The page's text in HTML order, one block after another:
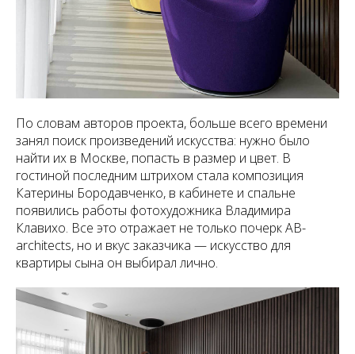
По словам авторов проекта, больше всего времени
занял поиск произведений искусства: нужно было
найти их в Москве, попасть в размер и цвет. В
гостиной последним штрихом стала композиция
Катерины Бородавченко, в кабинете и спальне
появились работы фотохудожника Владимира
Клавихо. Все это отражает не только почерк AB-
architects, но и вкус заказчика — искусство для
квартиры сына он выбирал лично.